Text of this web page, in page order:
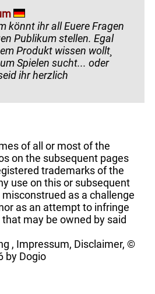
könnt ihr all Euere Fragen
Publikum stellen. Egal
Spielen sucht... oder
herzlich
of all or most of the
on the subsequent pages
trademarks of the
use on this or subsequent
as a challenge
as an attempt to infringe
may be owned by said
, Impressum, Disclaimer, ©
by Dogio